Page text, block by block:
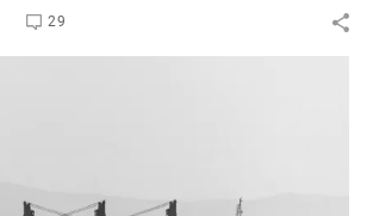
29